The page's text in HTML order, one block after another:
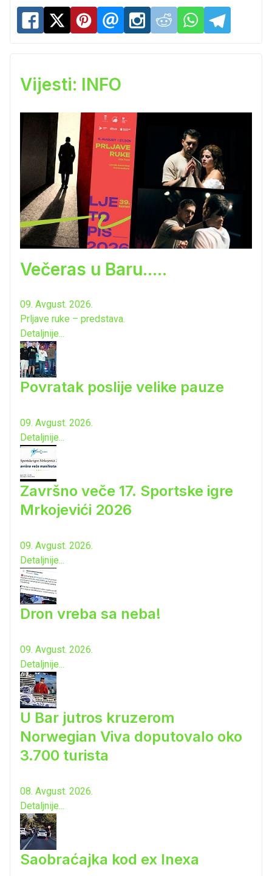
Vijesti: INFO
Večeras u Baru.....
09. Avgust. 2026.
Prljave ruke – predstava.
Detaljnije...
Povratak poslije velike pauze
09. Avgust. 2026.
Detaljnije...
Završno veče 17. Sportske igre
Mrkojevići 2026
09. Avgust. 2026.
Detaljnije...
Dron vreba sa neba!
09. Avgust. 2026.
Detaljnije...
U Bar jutros kruzerom
Norwegian Viva doputovalo oko
3.700 turista
08. Avgust. 2026.
Detaljnije...
Saobraćajka kod ex Inexa